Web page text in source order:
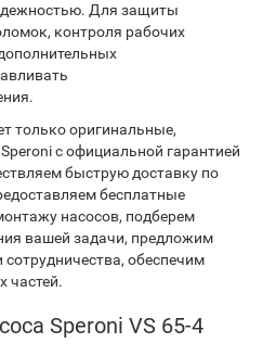
Для защиты
контроля рабочих
только оригинальные,
с официальной гарантией
быструю доставку по
бесплатные
насосов, подберем
вашей задачи, предложим
обеспечим
частей.
Speroni VS 65-4